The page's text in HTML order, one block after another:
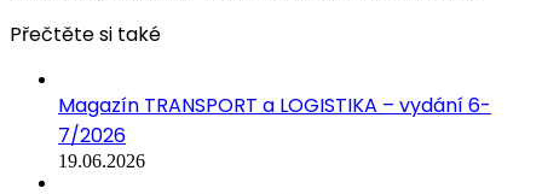
Přečtěte si také
Magazín TRANSPORT a LOGISTIKA – vydání 6-
7/2026
19.06.2026